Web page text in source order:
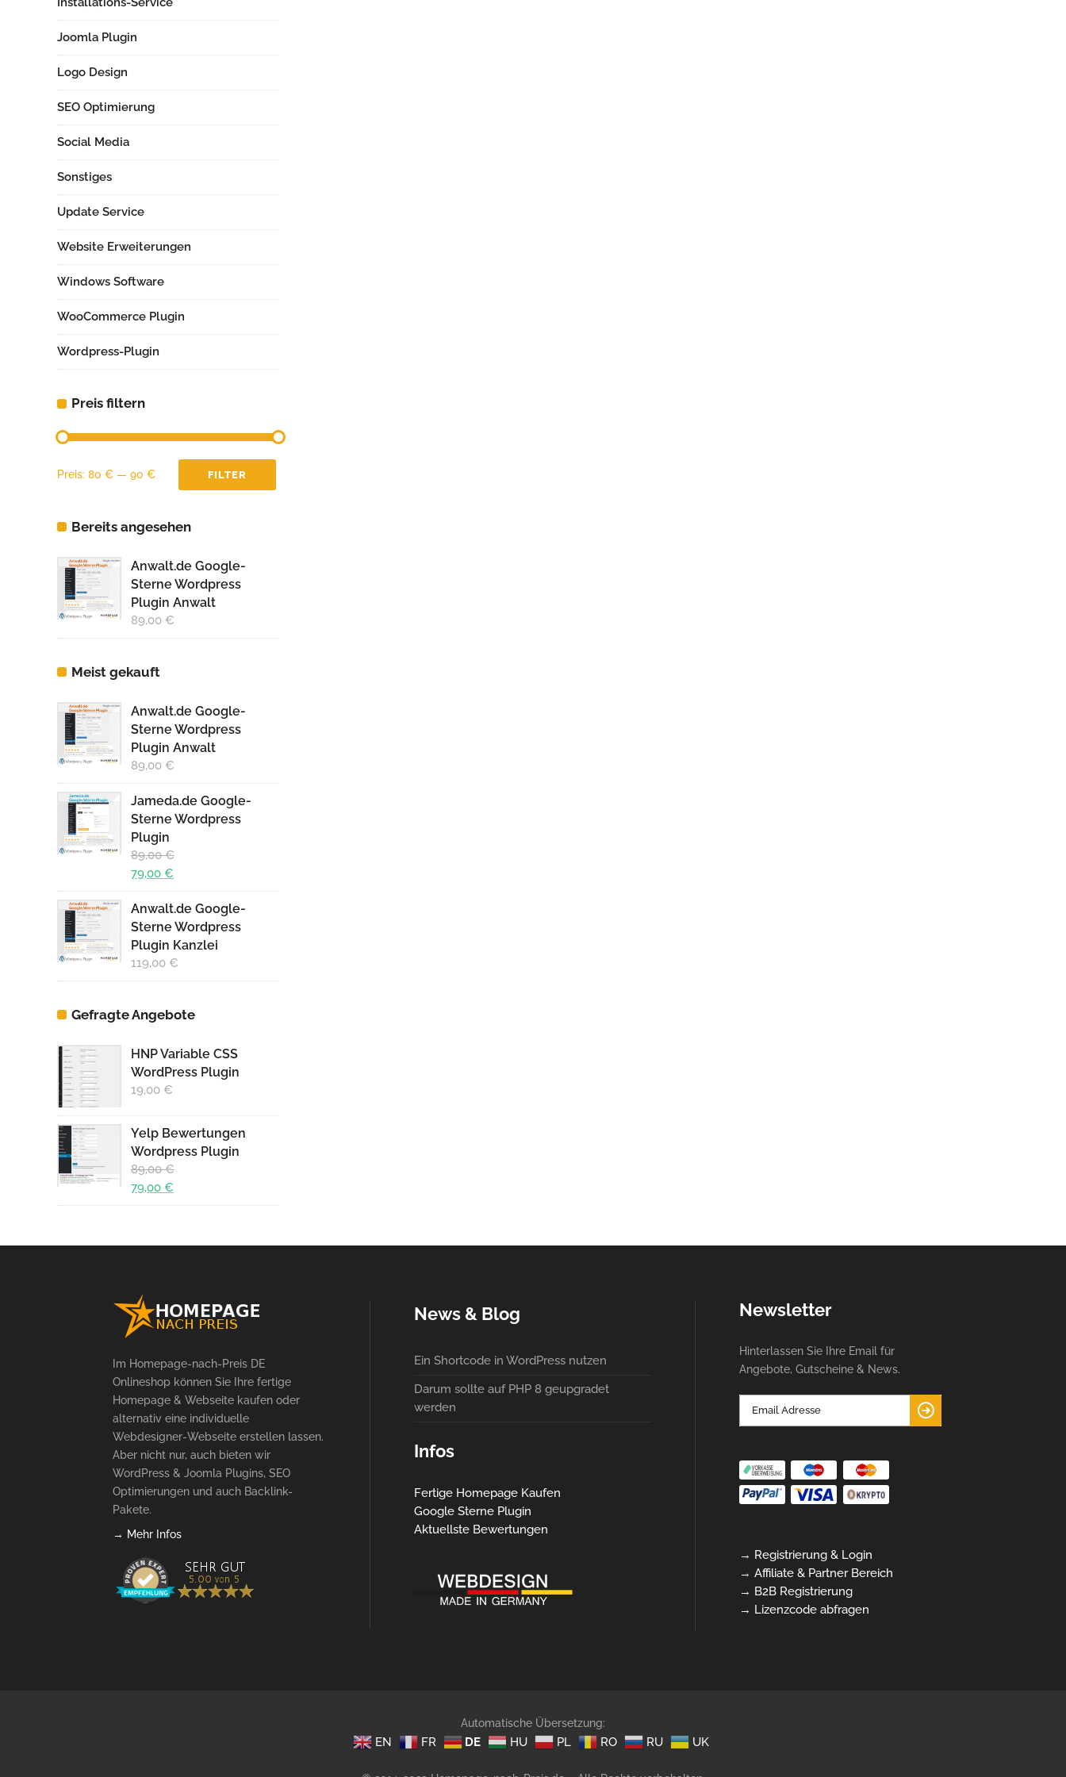
Joomla Plugin
Logo Design
SEO Optimierung
Social Media
Sonstiges
Update Service
Website Erweiterungen
Windows Software
WooCommerce Plugin
Wordpress-Plugin
Preis filtern
Min.
Max.
FILTER
Preis: 80 € — 90 €
Bereits angesehen
Anwalt.de Google-
Sterne Wordpress
Plugin Anwalt
89,00 €
Meist gekauft
Anwalt.de Google-
Sterne Wordpress
Plugin Anwalt
89,00 €
Jameda.de Google-
Sterne Wordpress
Plugin
89,00€
Ursprünglicher
Preis
war:
89,00 €
79,00 €
Aktueller
Preis
ist:
79,00 €.
Anwalt.de Google-
Sterne Wordpress
Plugin Kanzlei
119,00 €
Gefragte Angebote
HNP Variable CSS
WordPress Plugin
19,00 €
Yelp Bewertungen
Wordpress Plugin
89,00€
Ursprünglicher
Preis
79,00 €
Aktueller
Im Homepage-nach-Preis DE
Onlineshop können Sie Ihre fertige
Homepage & Webseite kaufen oder
alternativ eine individuelle
Webdesigner-Webseite erstellen lassen.
Aber nicht nur, auch bieten wir
WordPress & Joomla Plugins, SEO
Optimierungen und auch Backlink-
Pakete.
→ Mehr Infos
News & Blog
Ein Shortcode in WordPress nutzen
Darum sollte auf PHP 8 geupgradet
werden
Infos
Fertige Homepage Kaufen
Google Sterne Plugin
Aktuellste Bewertungen
Newsletter
Hinterlassen Sie Ihre Email für
Angebote, Gutscheine & News.
→ Registrierung & Login
→ Affiliate & Partner Bereich
→ B2B Registrierung
→ Lizenzcode abfragen
Automatische Übersetzung:
EN FR DE HU PL RO RU UK